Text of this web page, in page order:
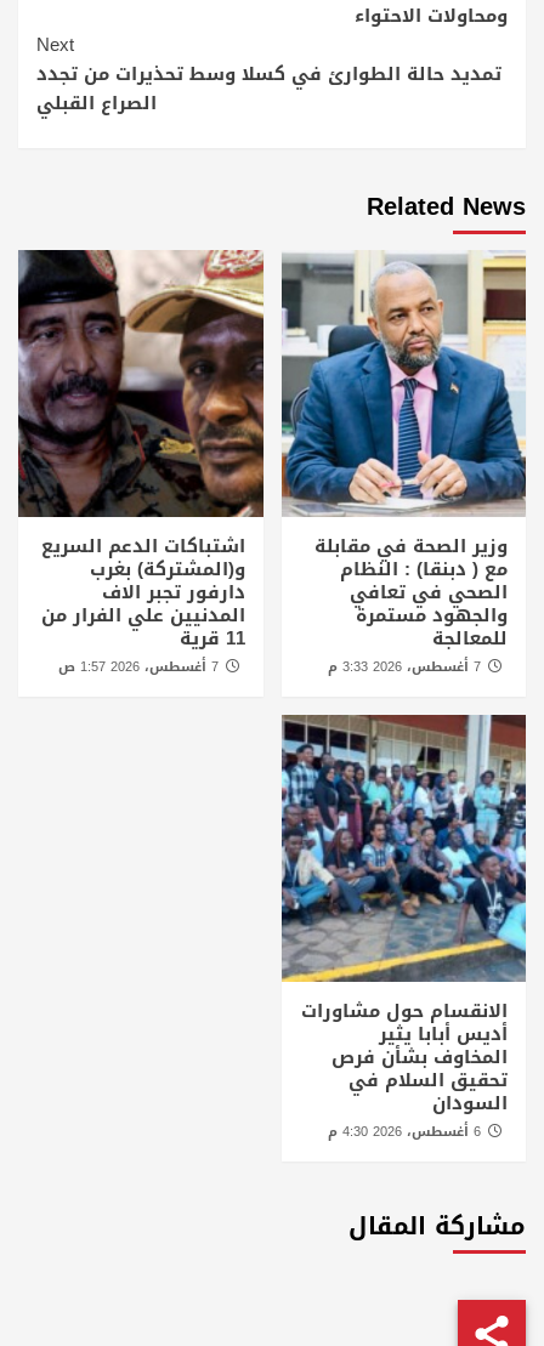
ومحاولات الاحتواء
Next
تمديد حالة الطوارئ في كسلا وسط تحذيرات من تجدد
الصراع القبلي
Related News
وزير الصحة في مقابلة
مع ( دبنقا) : النظام
الصحي في تعافي
والجهود مستمرة
للمعالجة
اشتباكات الدعم السريع
و(المشتركة) بغرب
دارفور تجبر الاف
المدنيين علي الفرار من
11 قرية
7 أغسطس، 2026 1:57 ص
الانقسام حول مشاورات
أديس أبابا يثير
المخاوف بشأن فرص
تحقيق السلام في
السودان
مشاركة المقال